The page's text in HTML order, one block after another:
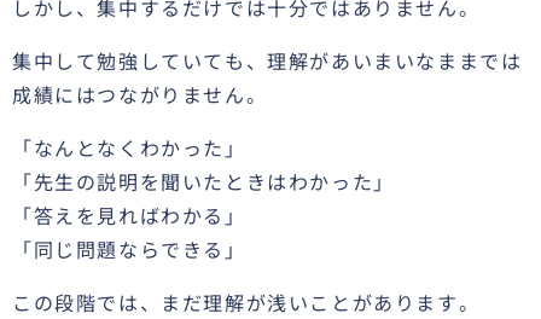
しかし、集中するだけでは十分ではありません。
集中して勉強していても、理解があいまいなままでは
成績にはつながりません。
「なんとなくわかった」
「先生の説明を聞いたときはわかった」
「答えを見ればわかる」
「同じ問題ならできる」
この段階では、まだ理解が浅いことがあります。